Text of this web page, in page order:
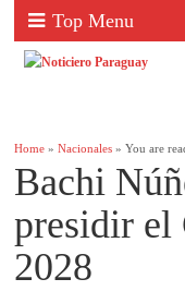
Top Menu
Home »Nacionales » You are
Bachi
presidir el
2028